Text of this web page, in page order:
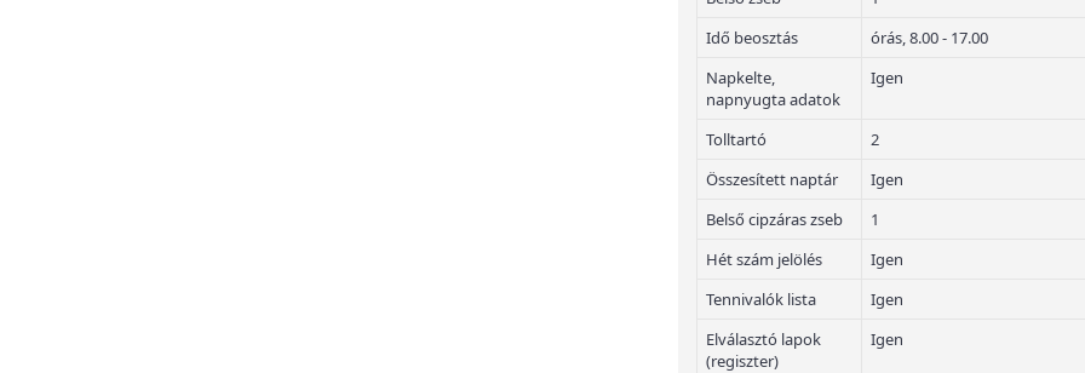
Idő beosztás
órás, 8.00 - 17.00
Napkelte,
napnyugta adatok
Igen
Tolltartó
2
Összesített naptár
Igen
Belső cipzáras zseb
1
Hét szám jelölés
Igen
Tennivalók lista
Igen
Elválasztó lapok
(regiszter)
Igen